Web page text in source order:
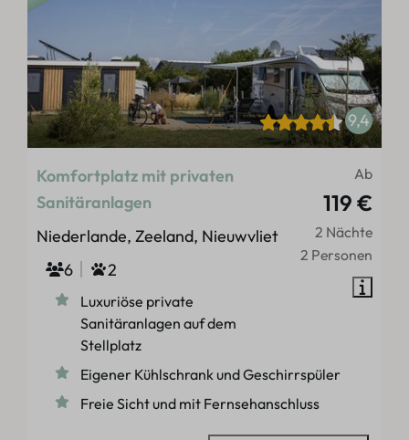
9,4
Ab
119 €
2 Nächte
2 Personen
Komfortplatz mit privaten
Sanitäranlagen
Niederlande, Zeeland, Nieuwvliet
6
2
Luxuriöse private
Sanitäranlagen auf dem
Stellplatz
Eigener Kühlschrank und Geschirrspüler
Freie Sicht und mit Fernsehanschluss